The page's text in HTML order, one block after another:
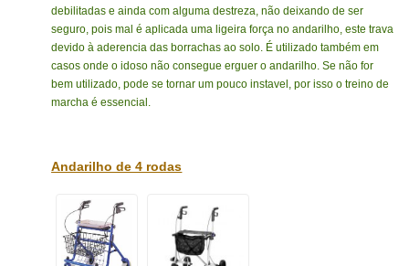
debilitadas e ainda com alguma destreza, não deixando de ser
seguro, pois mal é aplicada uma ligeira força no andarilho, este trava
devido à aderencia das borrachas ao solo. É utilizado também em
casos onde o idoso não consegue erguer o andarilho. Se não for
bem utilizado, pode se tornar um pouco instavel, por isso o treino de
marcha é essencial.
Andarilho de 4 rodas